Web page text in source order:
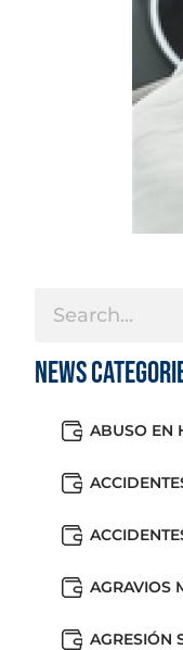
News
ABUSO EN
AGRAVIOS
AGRESIÓN